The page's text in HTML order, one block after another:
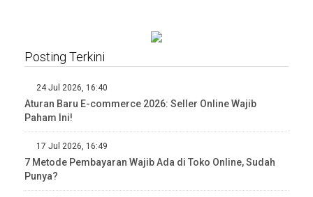
Posting Terkini
24 Jul 2026, 16:40
Aturan Baru E-commerce 2026: Seller Online Wajib
Paham Ini!
17 Jul 2026, 16:49
7 Metode Pembayaran Wajib Ada di Toko Online, Sudah
Punya?